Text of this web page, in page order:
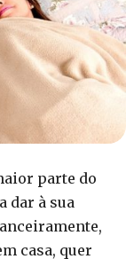
parte do
dar à sua
casa, quer